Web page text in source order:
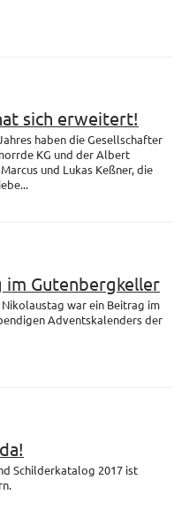
sich erweitert!
haben die Gesellschafter
KG und der Albert
und Lukas Keßner, die
im Gutenbergkeller
Nikolaustag war ein Beitrag im
Adventskalenders der
Schilderkatalog 2017 ist